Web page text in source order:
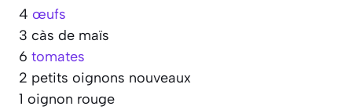
4 œufs
3 càs de maïs
6 tomates
2 petits oignons nouveaux
1 oignon rouge